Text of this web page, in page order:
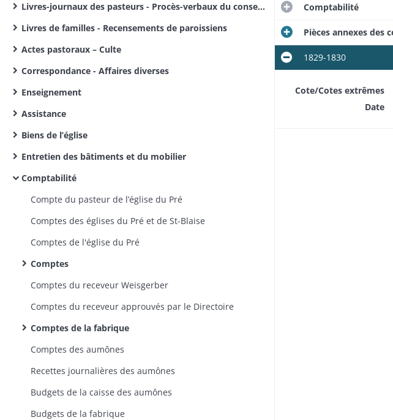
Livres-journaux des pasteurs - Procès-verbaux du conseil presbytéral
Livres de familles - Recensements de paroissiens
Actes pastoraux – Culte
Correspondance - Affaires diverses
Enseignement
Assistance
Biens de l’église
Entretien des bâtiments et du mobilier
Comptabilité
Compte du pasteur de l’église du Pré
Comptes des églises du Pré et de St-Blaise
Comptes de l'église du Pré
Comptes
Comptes du receveur Weisgerber
Comptes du receveur approuvés par le Directoire
Comptes de la fabrique
Comptes des aumônes
Recettes journalières des aumônes
Budgets de la caisse des aumônes
Budgets de la fabrique
Comptabilité
Pièces annexes des
1829-1830
Cote/Cotes extrêmes
Date